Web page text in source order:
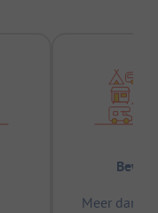
Meer dan